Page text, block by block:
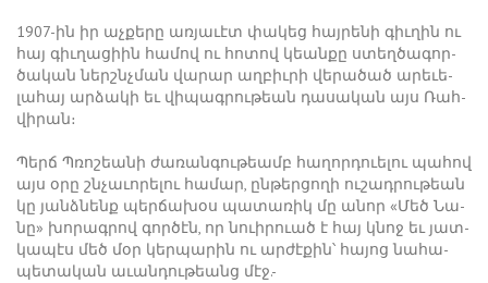
1907-ին իր աչ­քե­րը առ­յա­ւէտ փա­կեց հայ­րե­նի գիւ­ղին ու
հայ գիւ­ղա­ցիին հա­մով ու հո­տով կեան­քը ստեղ­ծա­գոր­
ծա­կան ներշնչ­ման վա­րար աղ­բիւ­րի վե­րա­ծած ա­րե­ւե­
լա­հայ ար­ձա­կի եւ վի­պագ­րու­թեան դա­սա­կան այս ­Ռահ­
վի­րան։
Պերճ Պ­ռո­շեա­նի ժա­ռան­գու­թեամբ հա­ղոր­դո­ւե­լու պա­հով
այս օ­րը շնչա­ւո­րե­լու հա­մար, ըն­թեր­ցո­ղի ու­շադ­րու­թեան
կը յանձ­նենք պեր­ճա­խօս պա­տա­ռիկ մը ա­նոր «­Մեծ ­Նա­
նը» խո­րագ­րով գոր­ծէն, որ նո­ւի­րո­ւած է հայ կնոջ եւ յատ­
կա­պէս մեծ մօր կեր­պա­րին ու ար­ժէ­քին՝ հա­յոց նա­հա­
պե­տա­կան ա­ւան­դու­թեանց մէջ.-